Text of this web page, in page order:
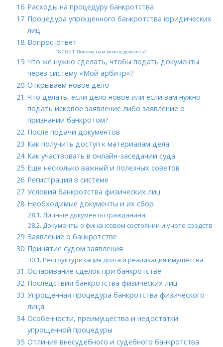
Расходы на процедуру банкротства
Процедура упрощенного банкротства юридических
лиц
Вопрос-ответ
Почему нам можно доверять?
Что же нужно сделать, чтобы подать документы
через систему «Мой арбитр»?
Открываем новое дело
Что делать, если дело новое или если вам нужно
подать исковое заявление либо заявление о
признании банкротом?
После подачи документов
Как получить доступ к материалам дела
Как участвовать в онлайн-заседании суда
Еще несколько важный и полезных советов
Регистрация в системе
Условия банкротства физических лиц
Необходимые документы и их сбор
Личные документы гражданина
Документы о финансовом состоянии и учете средств
Заявление о банкротстве
Принятие судом заявления
Реструктуризация долга и реализация имущества
Оспаривание сделок при банкротстве
Последствия банкротства физических лиц
Упрощенная процедура банкротства физического
лица
Особенности, преимущества и недостатки
упрощенной процедуры
Отличия внесудебного и судебного банкротства